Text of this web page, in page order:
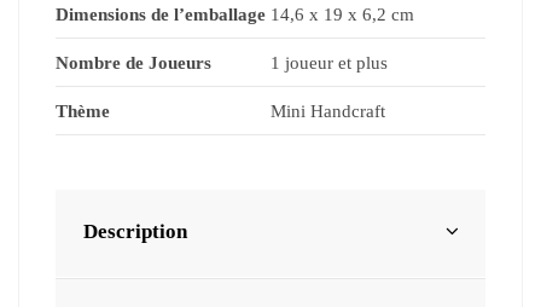
Dimensions de l’emballage 14,6 x 19 x 6,2 cm
Nombre de Joueurs 1 joueur et plus
Thème Mini Handcraft
Description